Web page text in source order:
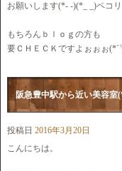
お願いします(*- -)(*_ _)ペコリ
もちろんｂｌｏｇの方も
要ＣＨＥＣＫですよぉぉぉ
阪急豊中駅から近い美容
投稿日 2016年3月20日
こんにちは。